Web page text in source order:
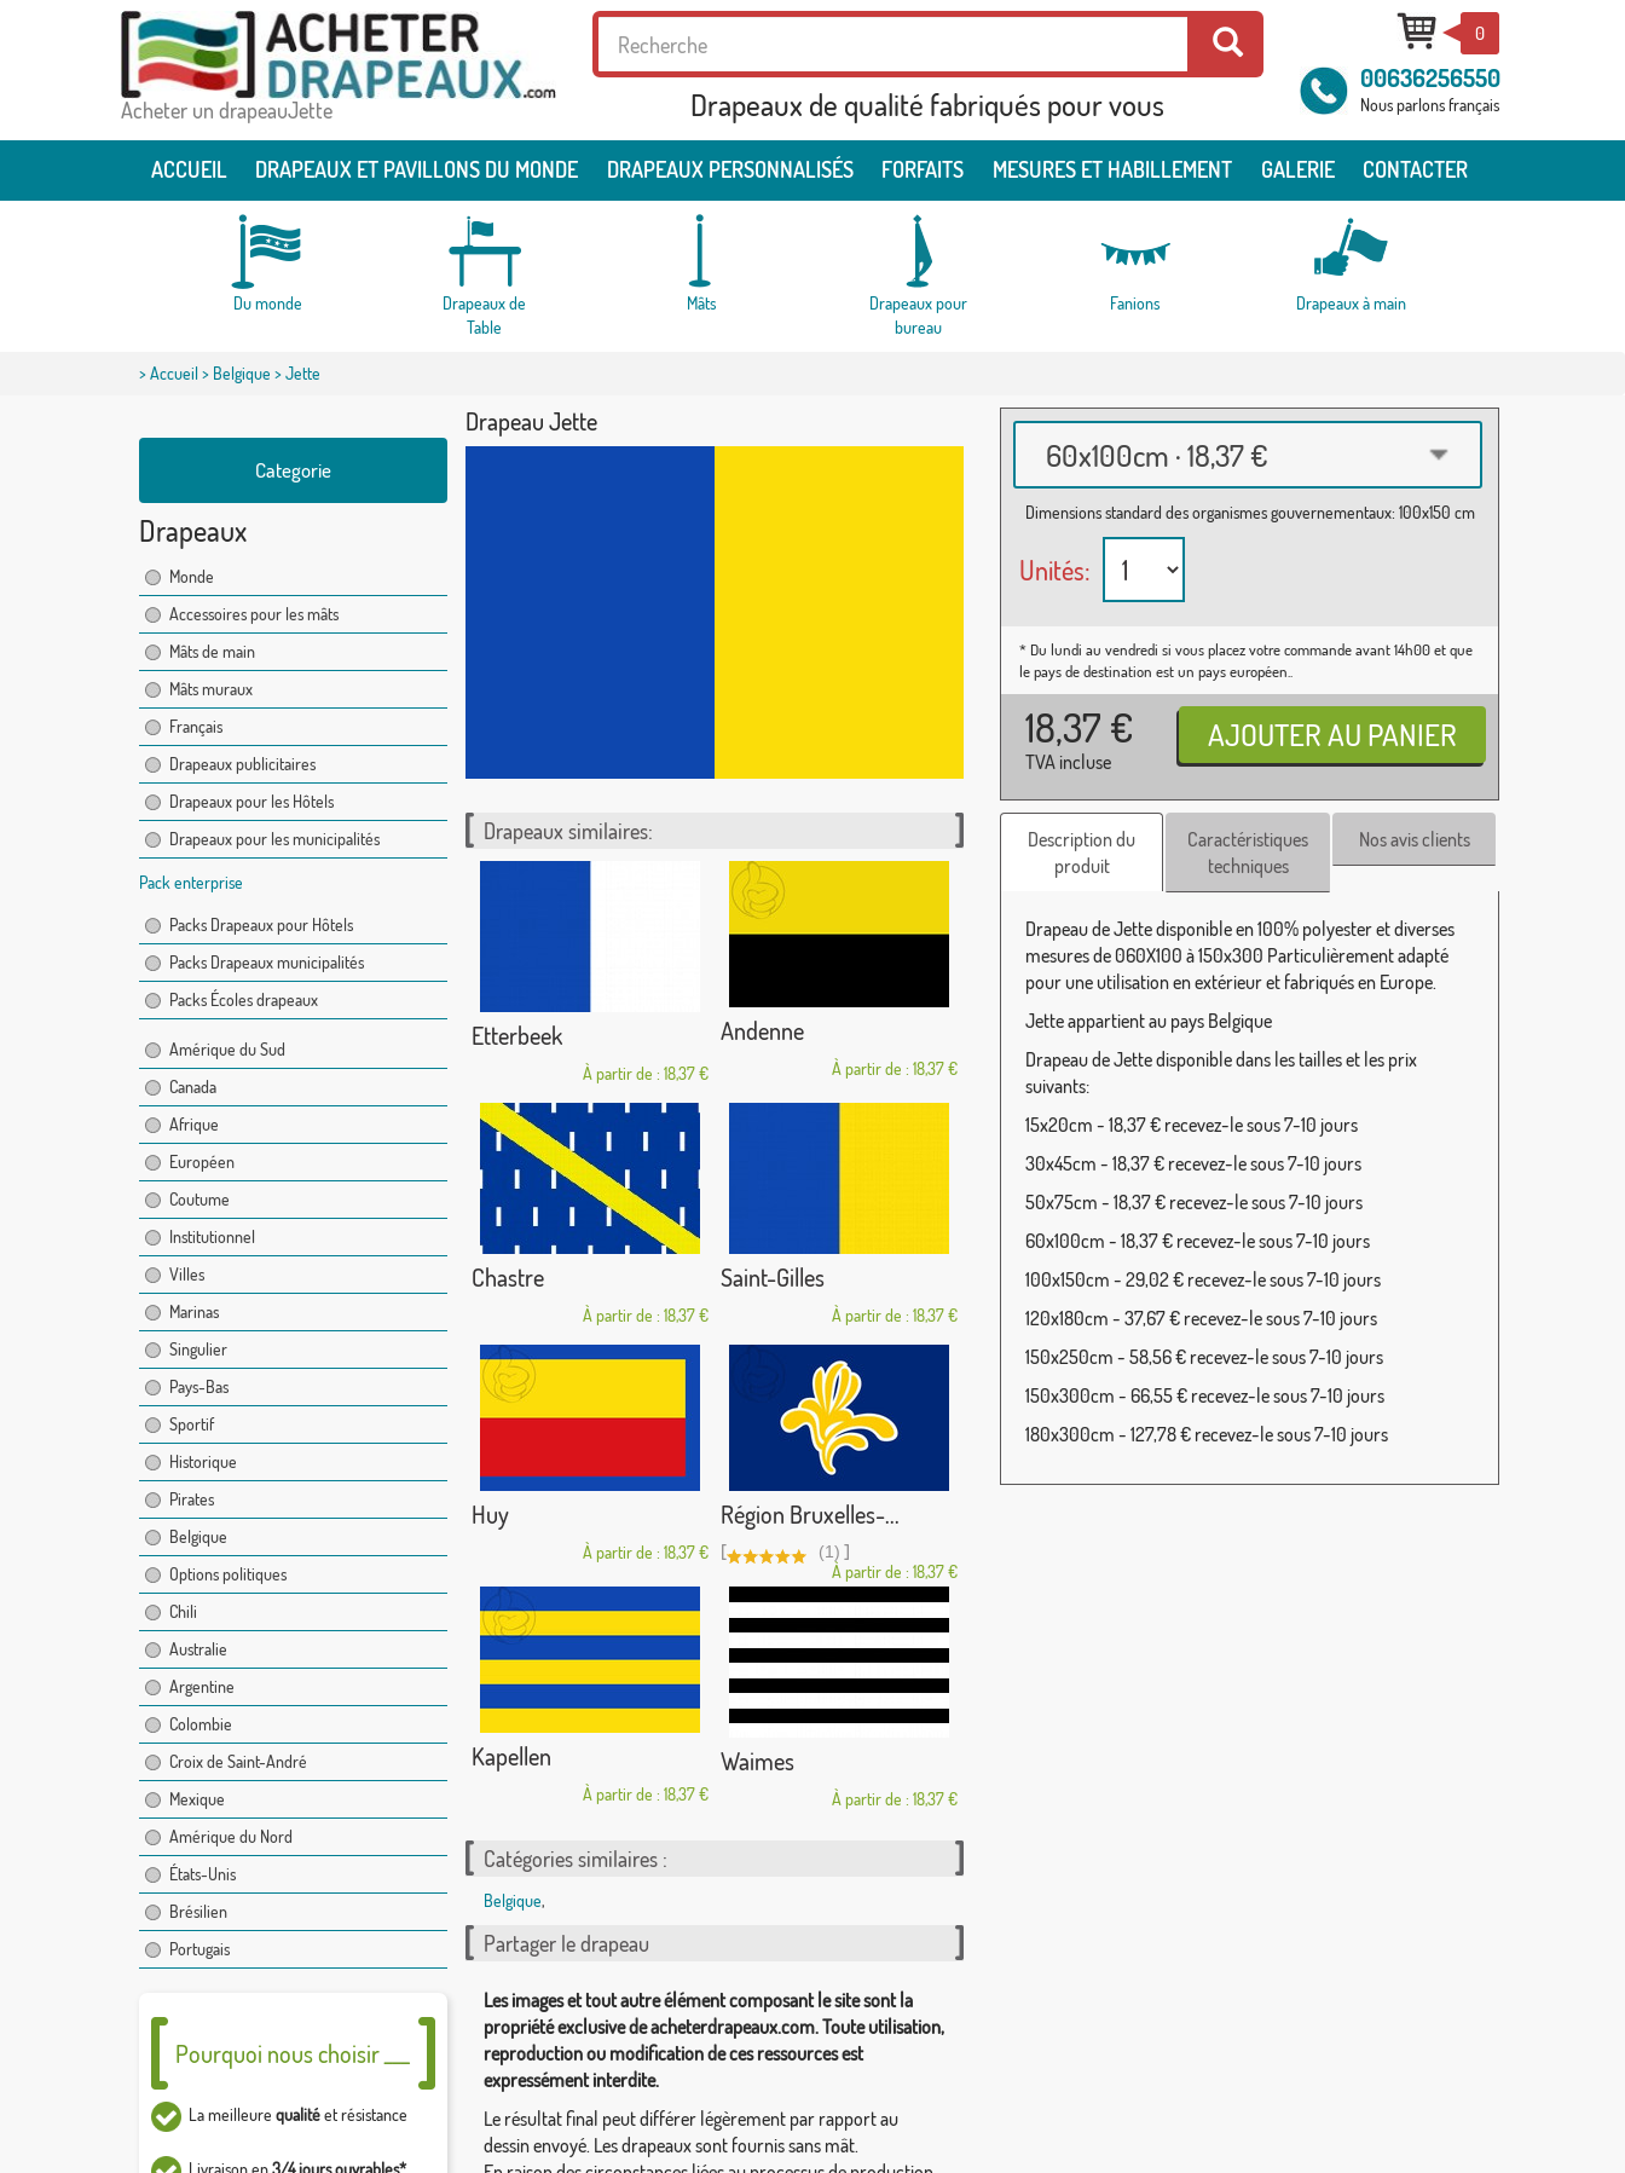
Acheter un drapeauJette Drapeaux de qualité fabriqués pour vous
0
00636256550
Nous parlons français
ACCUEIL DRAPEAUX ET PAVILLONS DU MONDE DRAPEAUX PERSONNALISÉS FORFAITS MESURES ET HABILLEMENT GALERIE CONTACTER
Du monde
Drapeaux de
Table
Mâts
Drapeaux pour
bureau
Fanions Drapeaux à main
>Accueil> Belgique > Jette
Categorie
Drapeaux
Monde
Accessoires pour les mâts
Mâts de main
Mâts muraux
Français
Drapeaux publicitaires
Drapeaux pour les Hôtels
Drapeaux pour les municipalités
Pack enterprise
Packs Drapeaux pour Hôtels
Packs Drapeaux municipalités
Packs Écoles drapeaux
Amérique du Sud
Canada
Afrique
Européen
Coutume
Institutionnel
Villes
Marinas
Singulier
Pays-Bas
Sportif
Historique
Pirates
Belgique
Options politiques
Chili
Australie
Argentine
Colombie
Croix de Saint-André
Mexique
Amérique du Nord
États-Unis
Brésilien
Portugais
Pourquoi nous choisir ___
La meilleure qualitéet résistance
Livraison en3/4 jours ouvrables*
Drapeau Jette
60x100cm · 18,37 €
Dimensions standard des organismes gouvernementaux: 100x150 cm
Unités:
* Du lundi au vendredi si vous placez votre commande avant 14h00 et que
le pays de destination est un pays européen..
18,37 €
TVA incluse
Drapeaux similaires:
Etterbeek
À partir de : 18,37 €
Andenne
À partir de : 18,37 €
Chastre
À partir de : 18,37 €
Saint-Gilles
À partir de : 18,37 €
Huy
À partir de : 18,37 €
Région Bruxelles-...
[ (1) ]
À partir de : 18,37 €
Kapellen
À partir de : 18,37 €
Waimes
À partir de : 18,37 €
Catégories similaires :
Belgique,
Partager le drapeau
Les images et tout autre élément composant le site sont la
propriété exclusive de acheterdrapeaux.com. Toute utilisation,
reproduction ou modification de ces ressources est
expressément interdite.
Le résultat final peut différer légèrement par rapport au
dessin envoyé. Les drapeaux sont fournis sans mât.
Description du
produit
Caractéristiques
techniques
Nos avis clients
Drapeau de Jette disponible en 100% polyester et diverses
mesures de 060X100 à 150x300 Particulièrement adapté
pour une utilisation en extérieur et fabriqués en Europe.
Jette appartient au pays Belgique
Drapeau de Jette disponible dans les tailles et les prix
suivants:
15x20cm - 18,37 € recevez-le sous 7-10 jours
30x45cm - 18,37 € recevez-le sous 7-10 jours
50x75cm - 18,37 € recevez-le sous 7-10 jours
60x100cm - 18,37 € recevez-le sous 7-10 jours
100x150cm - 29,02 € recevez-le sous 7-10 jours
120x180cm - 37,67 € recevez-le sous 7-10 jours
150x250cm - 58,56 € recevez-le sous 7-10 jours
150x300cm - 66,55 € recevez-le sous 7-10 jours
180x300cm - 127,78 € recevez-le sous 7-10 jours